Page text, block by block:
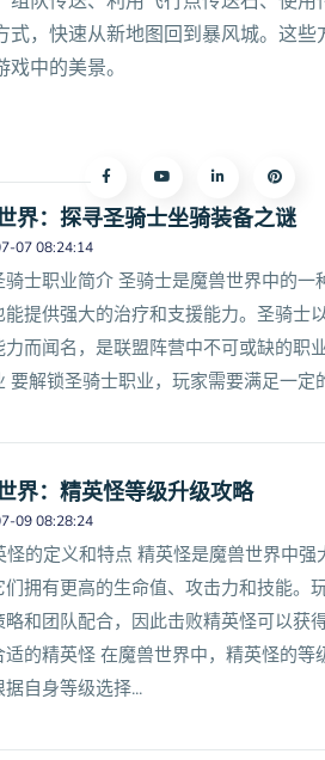
式，快速从新地图回到暴风城。这
中的美景。
界：探寻圣骑士坐骑装备之谜
07 08:24:14
骑士职业简介 圣骑士是魔兽世界中的一
能提供强大的治疗和支援能力。圣骑士
力而闻名，是联盟阵营中不可或缺的职
要解锁圣骑士职业，玩家需要满足一定
界：精英怪等级升级攻略
09 08:28:24
怪的定义和特点 精英怪是魔兽世界中
们拥有更高的生命值、攻击力和技能。
略和团队配合，因此击败精英怪可以获
适的精英怪 在魔兽世界中，精英怪的等
据自身等级选择...